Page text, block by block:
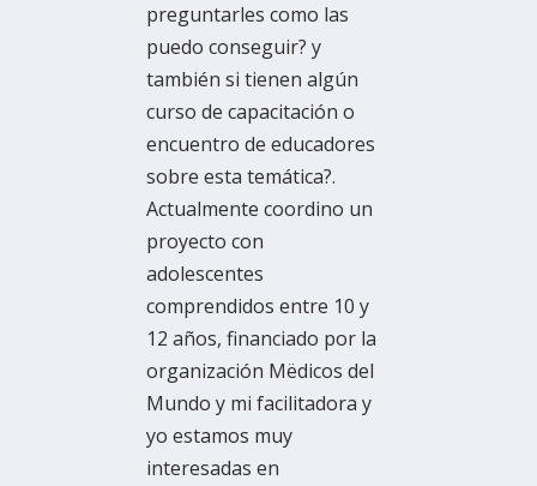
preguntarles como las
puedo conseguir? y
también si tienen algún
curso de capacitación o
encuentro de educadores
sobre esta temática?.
Actualmente coordino un
proyecto con
adolescentes
comprendidos entre 10 y
12 años, financiado por la
organización Mëdicos del
Mundo y mi facilitadora y
yo estamos muy
interesadas en